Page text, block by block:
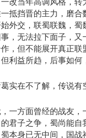
抵挡晋的主力，磨合
外交，联蜀联魏，蜀
，无法拉下面子，又
，但不能展开真正联
利益所趋，后事如何
实在不了解，传说有
一方面曾经的战友，
君子之争，蜀尚能自
本身已无中间，国战